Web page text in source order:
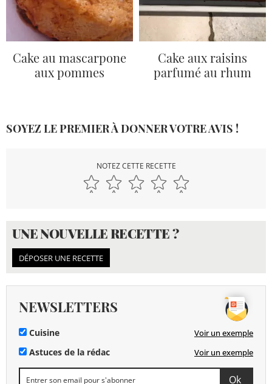
Cake au mascarpone
aux pommes
Cake aux raisins
parfumé au rhum
SOYEZ LE PREMIER À DONNER VOTRE AVIS !
NOTEZ CETTE RECETTE
UNE NOUVELLE RECETTE ?
DÉPOSER UNE RECETTE
NEWSLETTERS
Cuisine Voir un exemple
Astuces de la rédac Voir un exemple